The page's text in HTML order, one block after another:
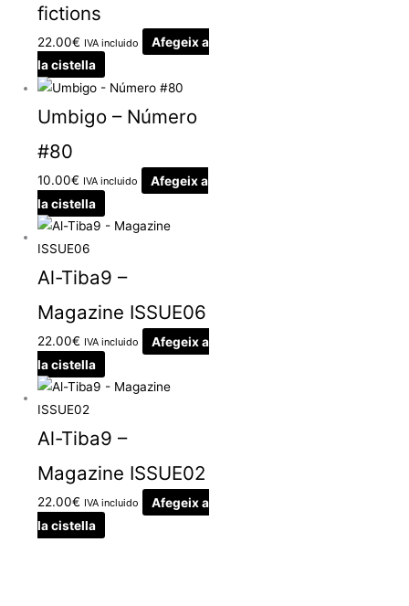
fictions
22.00€ IVA incluido
Afegeix a
la cistella
Umbigo – Número
#80
10.00€ IVA incluido
Afegeix a
la cistella
Al-Tiba9 –
Magazine ISSUE06
22.00€ IVA incluido
Afegeix a
la cistella
Al-Tiba9 –
Magazine ISSUE02
22.00€ IVA incluido
Afegeix a
la cistella